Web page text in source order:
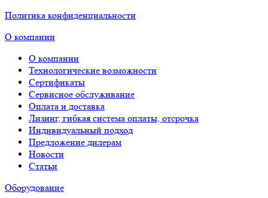
Политика конфиденциальности
О компании
О компании
Технологические возможности
Сертификаты
Сервисное обслуживание
Оплата и доставка
Лизинг, гибкая система оплаты, отсрочка
Индивидуальный подход
Предложение дилерам
Новости
Статьи
Оборудование